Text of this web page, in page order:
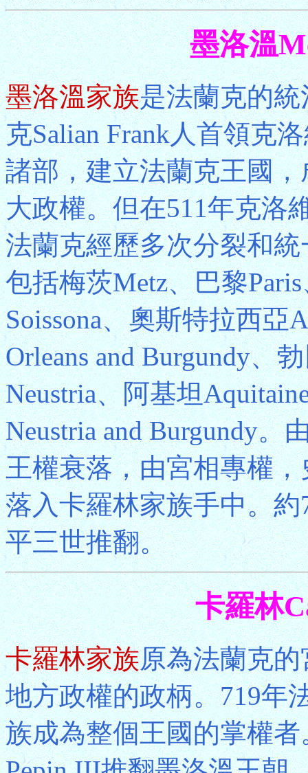
墨洛溫
墨洛溫家族是法蘭克的
克Salian Frank人首領克
諸部，建立法蘭克王國
大政權。但在511年克洛
法蘭克經歷多次分裂和
包括梅茨Metz、巴黎
Soissona、奧斯特拉西亞
Orleans and Burgundy、
Neustria、阿基坦
Neustria and Burgundy。
王權衰落，由宮相專權
落入卡羅林家族手中。
平三世推翻。
卡羅林
卡羅林家族原為法蘭克
地方政權的政柄。719年
族成為整個王國的掌權